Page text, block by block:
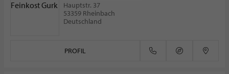
Hauptstr. 37
53359 Rheinbach
Deutschland
PROFIL